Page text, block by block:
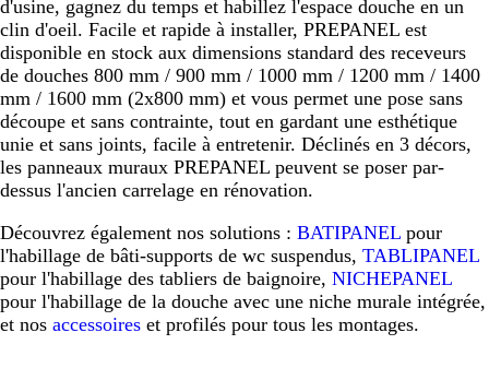
d'usine, gagnez du temps et habillez l'espace douche en un
clin d'oeil. Facile et rapide à installer, PREPANEL est
disponible en stock aux dimensions standard des receveurs
de douches 800 mm / 900 mm / 1000 mm / 1200 mm / 1400
mm / 1600 mm (2x800 mm) et vous permet une pose sans
découpe et sans contrainte, tout en gardant une esthétique
unie et sans joints, facile à entretenir. Déclinés en 3 décors,
les panneaux muraux PREPANEL peuvent se poser par-
dessus l'ancien carrelage en rénovation.
Découvrez également nos solutions : BATIPANEL pour
l'habillage de bâti-supports de wc suspendus, TABLIPANEL
pour l'habillage des tabliers de baignoire, NICHEPANEL
pour l'habillage de la douche avec une niche murale intégrée,
et nos accessoires et profilés pour tous les montages.